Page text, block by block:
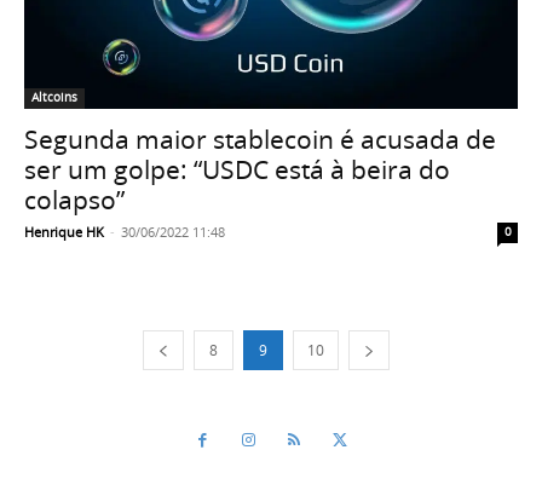
Altcoins
Segunda maior stablecoin é acusada de
ser um golpe: “USDC está à beira do
colapso”
Henrique HK - 30/06/2022 11:48 0
8 9 10